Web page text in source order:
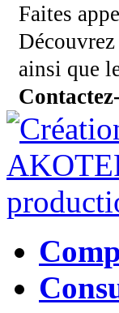
Faites
ainsi que